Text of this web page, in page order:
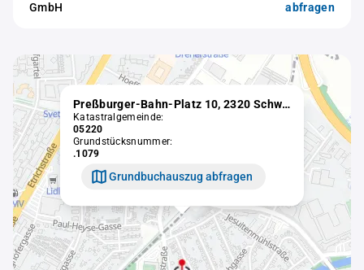
GmbH
abfragen
Preßburger-Bahn-Platz 10, 2320 Schwechat
Katastralgemeinde:
05220
Grundstücksnummer:
.1079
Grundbuchauszug abfragen